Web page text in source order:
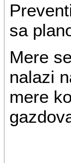
sa
Mere
nalazi
mere